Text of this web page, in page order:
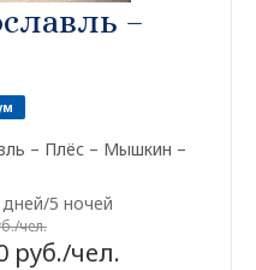
–
– Плёс – Мышкин –
дней/5 ночей
чел.
руб./чел.